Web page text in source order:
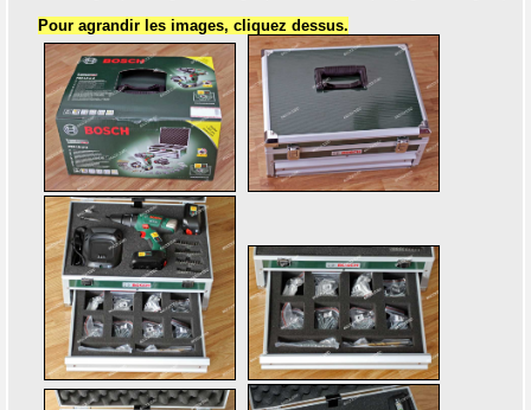
Pour agrandir les images, cliquez dessus.